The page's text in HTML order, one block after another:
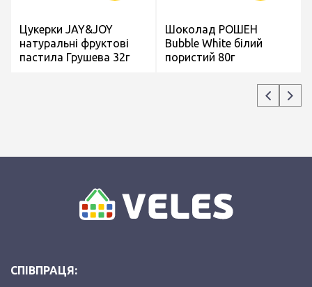
Цукерки JAY&JOY
натуральні фруктові
пастила Грушева 32г
Шоколад РОШЕН
Bubble White білий
пористий 80г
СПІВПРАЦЯ: